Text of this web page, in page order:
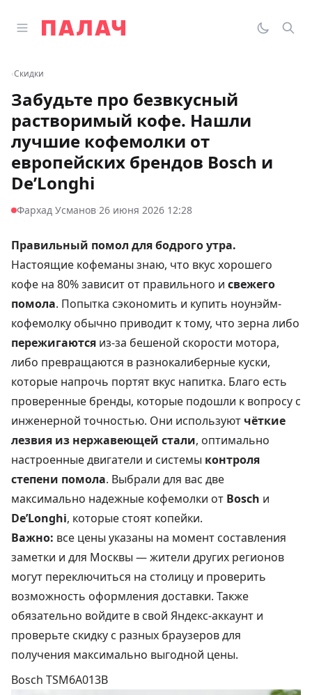
Открыть главное меню
Палач
‹Скидки
Забудьте про безвкусный
растворимый кофе. Нашли
лучшие кофемолки от
европейских брендов Bosch и
De’Longhi
Фархад Усманов·26 июня 2026 12:28
Правильный помол для бодрого утра.
Настоящие кофеманы знаю, что вкус хорошего
кофе на 80% зависит от правильного и свежего
помола. Попытка сэкономить и купить ноунэйм-
кофемолку обычно приводит к тому, что зерна либо
пережигаются из-за бешеной скорости мотора,
либо превращаются в разнокалиберные куски,
которые напрочь портят вкус напитка. Благо есть
проверенные бренды, которые подошли к вопросу с
инженерной точностью. Они используют чёткие
лезвия из нержавеющей стали, оптимально
настроенные двигатели и системы контроля
степени помола. Выбрали для вас две
максимально надежные кофемолки от Bosch и
De’Longhi, которые стоят копейки.
Важно: все цены указаны на момент составления
заметки и для Москвы — жители других регионов
могут переключиться на столицу и проверить
возможность оформления доставки. Также
обязательно войдите в свой Яндекс-аккаунт и
проверьте скидку с разных браузеров для
получения максимально выгодной цены.
Bosch TSM6A013B